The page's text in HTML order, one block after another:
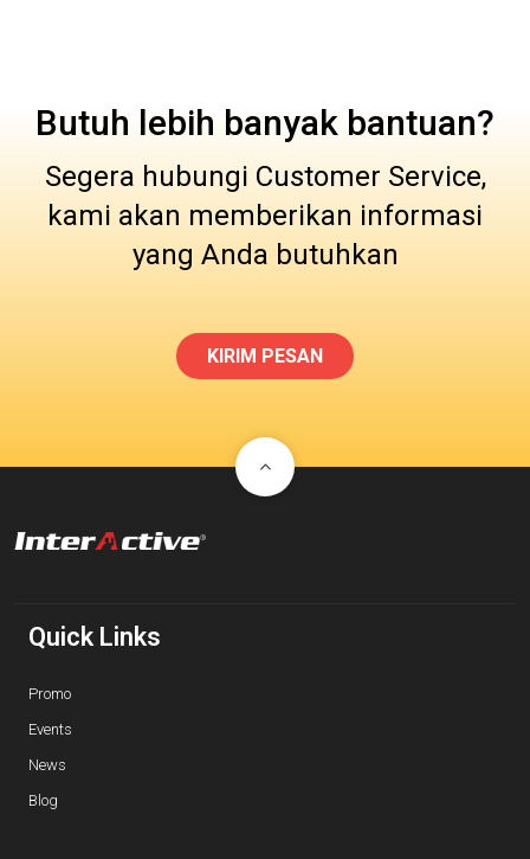
Butuh lebih banyak bantuan?
Segera hubungi Customer Service,
kami akan memberikan informasi
yang Anda butuhkan
KIRIM PESAN
Quick Links
Promo
Events
News
Blog